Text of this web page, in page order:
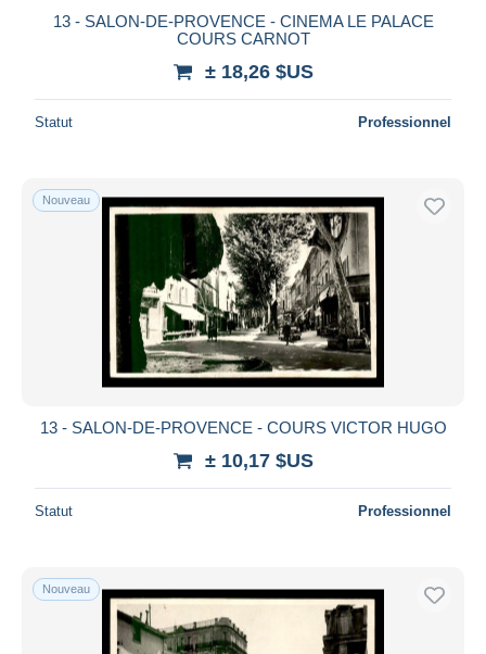
13 - SALON-DE-PROVENCE - CINEMA LE PALACE
COURS CARNOT
± 18,26 $US
Statut Professionnel
Nouveau
13 - SALON-DE-PROVENCE - COURS VICTOR HUGO
± 10,17 $US
Statut Professionnel
Nouveau